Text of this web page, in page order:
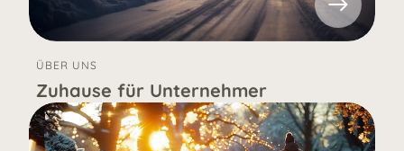
ÜBER UNS
Zuhause für Unternehmer